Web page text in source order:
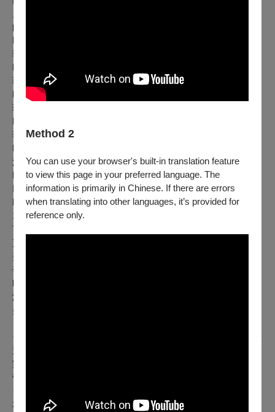
Method 2
You can use your browser's built-in translation feature
to view this page in your preferred language. The
information is primarily in Chinese. If there are errors
when translating into other languages, it’s provided for
reference only.
曲編號528
Bach Organ Sonata No 4, BWV 528 II. Andante
菲利浦葛拉斯：練習曲第13
Philip Glass Étude No.13
菲利浦葛拉斯：練習曲第20號
Philip Glass Étude No.20
菲利浦葛拉斯：練習曲第9號
Philip Glass Études No.9
菲利浦葛拉斯：練習曲第6號
Philip Glass Études No.6
沃羅多斯改編拉赫曼尼諾夫 ：歌曲集作品21第七號
Rachmaninov Volodos Op. 21 No.7
巴拉基耶夫：伊斯拉美
Balakirev:Islamey Op.18 "Fantaisie orientale"(Revised Version
1902)
下半場 —《細雨灑落群山》
蕭泰然C調大提琴協奏曲
美麗的太平洋 群山環繞
辛勤默默耕耘的人民
吹著民主自由的風
滋養孕育我們長大
美麗之島— 我愛的台灣
台灣芭蕾舞團創立於2017年，由在台灣芭蕾舞蹈教育默默耕耘
近三十年的舞者/ 編舞家/芭蕾教師莊媛婷所創立。秉持著自身
對芭蕾的熱愛，以及對台灣芭蕾教育的堅持，創立了『台灣芭
蕾舞團』，期待以芭蕾藝術做為媒介，培養藝術欣賞人口，在
台灣各個角落散佈文化種子。
本團以培育台灣專業芭蕾舞者人才為職志，堅持提供紮實正規